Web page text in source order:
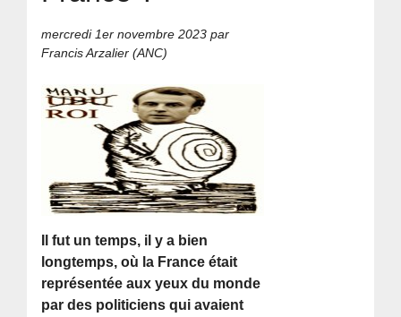
mercredi 1er novembre 2023 par
Francis Arzalier (ANC)
Il fut un temps, il y a bien
longtemps, où la France était
représentée aux yeux du monde
par des politiciens qui avaient